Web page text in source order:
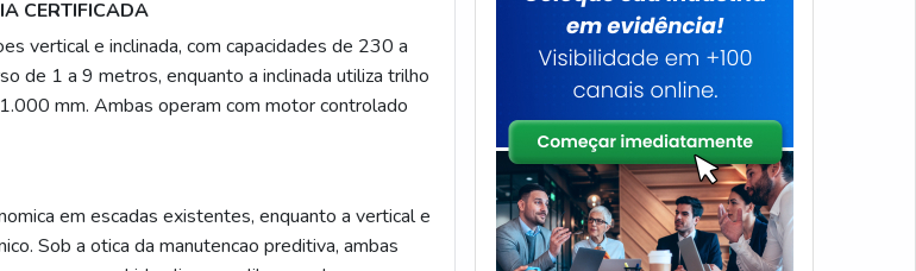
CERTIFICADA
vertical e inclinada, com capacidades de 230 a
de 1 a 9 metros, enquanto a inclinada utiliza trilho
mm. Ambas operam com motor controlado
em escadas existentes, enquanto a vertical e
Sob a otica da manutencao preditiva, ambas